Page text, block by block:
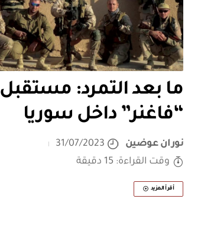
ما بعد التمرد: مستقبل
“فاغنر” داخل سوريا
نوران عوضين
31/07/2023
وقت القراءة: 15 دقيقة
أقرأ المزيد